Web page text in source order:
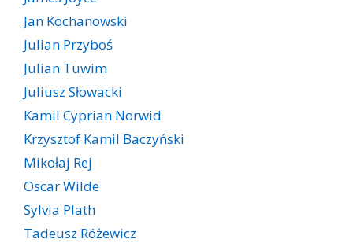
Jan Kochanowski
Julian Przyboś
Julian Tuwim
Juliusz Słowacki
Kamil Cyprian Norwid
Krzysztof Kamil Baczyński
Mikołaj Rej
Oscar Wilde
Sylvia Plath
Tadeusz Różewicz